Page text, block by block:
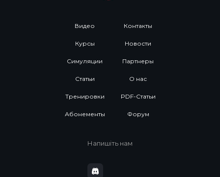
Видео
Курсы
Симуляции
Статьи
Тренировки
Абонементы
Контакты
Новости
Партнеры
О нас
PDF-Статьи
Форум
Напишіть нам